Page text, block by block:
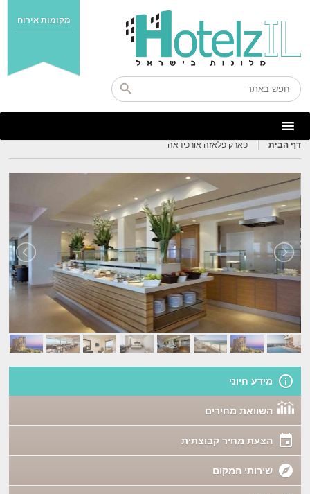
מקומות אירוח
דף הבית פארק פלאזה אורכידאה
מידע חיוני
השוואת מחירים
הצעת מחיר קבוצתית
שירותי המקום